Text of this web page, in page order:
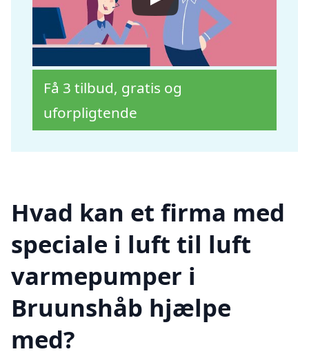
Få 3 tilbud, gratis og
uforpligtende
Hvad kan et firma med
speciale i luft til luft
varmepumper i
Bruunshåb hjælpe
med?